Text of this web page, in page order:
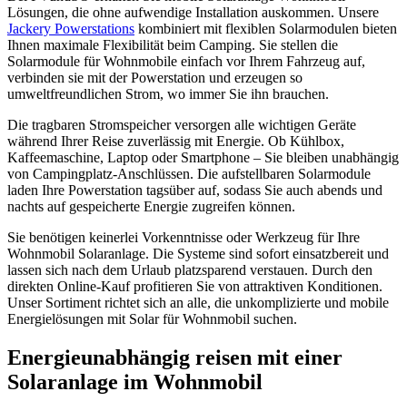
Lösungen, die ohne aufwendige Installation auskommen. Unsere
Jackery Powerstations kombiniert mit flexiblen Solarmodulen bieten
Ihnen maximale Flexibilität beim Camping. Sie stellen die
Solarmodule für Wohnmobile einfach vor Ihrem Fahrzeug auf,
verbinden sie mit der Powerstation und erzeugen so
umweltfreundlichen Strom, wo immer Sie ihn brauchen.
Die tragbaren Stromspeicher versorgen alle wichtigen Geräte
während Ihrer Reise zuverlässig mit Energie. Ob Kühlbox,
Kaffeemaschine, Laptop oder Smartphone – Sie bleiben unabhängig
von Campingplatz-Anschlüssen. Die aufstellbaren Solarmodule
laden Ihre Powerstation tagsüber auf, sodass Sie auch abends und
nachts auf gespeicherte Energie zugreifen können.
Sie benötigen keinerlei Vorkenntnisse oder Werkzeug für Ihre
Wohnmobil Solaranlage. Die Systeme sind sofort einsatzbereit und
lassen sich nach dem Urlaub platzsparend verstauen. Durch den
direkten Online-Kauf profitieren Sie von attraktiven Konditionen.
Unser Sortiment richtet sich an alle, die unkomplizierte und mobile
Energielösungen mit Solar für Wohnmobil suchen.
Energieunabhängig reisen mit einer
Solaranlage im Wohnmobil